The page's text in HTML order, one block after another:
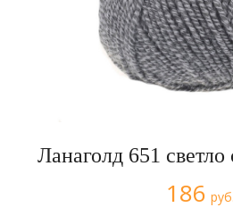
Ланаголд 651
186 руб.